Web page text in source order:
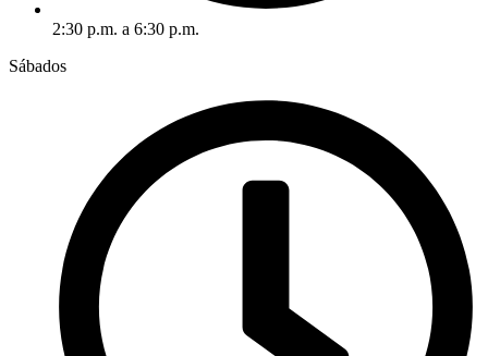
2:30 p.m. a 6:30 p.m.
Sábados